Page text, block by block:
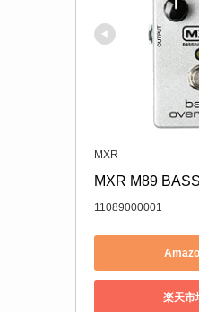
MXR
MXR M89
11089000001
楽天市